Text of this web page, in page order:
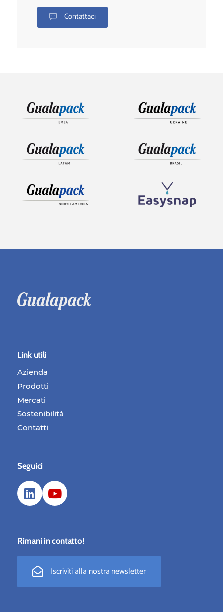
Contattaci
Link utili
Azienda
Prodotti
Mercati
Sostenibilità
Contatti
Seguici
Rimani in contatto!
Iscriviti alla nostra newsletter